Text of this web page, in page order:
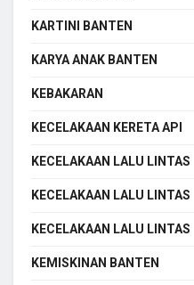
KARTINI BANTEN
KARYA ANAK BANTEN
KEBAKARAN
KECELAKAAN KERETA API
KECELAKAAN LALU LINTAS
KECELAKAAN LALU LINTAS
KECELAKAAN LALU LINTAS
KEMISKINAN BANTEN